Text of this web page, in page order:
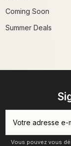
Coming Soon
Summer Deals
Vous pouvez vous